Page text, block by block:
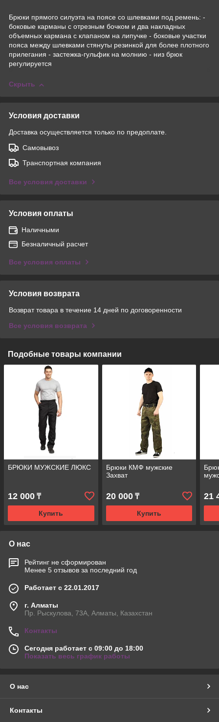
Брюки прямого силуэта на поясе со шлевками под ремень: -
боковые карманы с отрезным бочком и два накладных
объемных кармана с клапаном на липучке - боковые участки
пояса между шлевками стянуты резинкой для более плотного
прилегания - застежка-гульфик на молнию - низ брюк
регулируется
Скрыть
Условия доставки
Доставка осуществляется только по предоплате.
Самовывоз
Транспортная компания
Все условия доставки
Условия оплаты
Наличными
Безналичный расчет
Все условия оплаты
Условия возврата
Возврат товара в течение 14 дней по договоренности
Все условия возврата
Подобные товары компании
БРЮКИ МУЖСКИЕ ЛЮКС
12 000 ₸
Купить
Брюки КМФ мужские
Захват
20 000₸
Купить
21
О нас
Рейтинг не сформирован
Менее 5 отзывов за последний год
Работает с 22.01.2017
г. Алматы
Пр. Рыскулова, 73А, Алматы, Казахстан
Контакты
Сегодня работает с 09:00 до 18:00
Показать весь график работы
О нас
Контакты